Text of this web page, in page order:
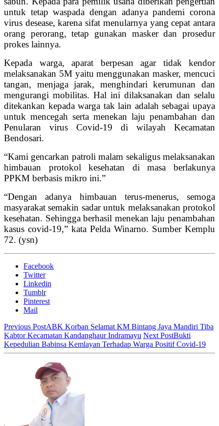
untuk tetap waspada dengan adanya pandemi corona
virus desease, karena sifat menularnya yang cepat antara
orang perorang, tetap gunakan masker dan prosedur
prokes lainnya.
Kepada warga, aparat berpesan agar tidak kendor
melaksanakan 5M yaitu menggunakan masker, mencuci
tangan, menjaga jarak, menghindari kerumunan dan
mengurangi mobilitas. Hal ini dilaksanakan dan selalu
ditekankan kepada warga tak lain adalah sebagai upaya
untuk mencegah serta menekan laju penambahan dan
Penularan virus Covid-19 di wilayah Kecamatan
Bendosari.
“Kami gencarkan patroli malam sekaligus melaksanakan
himbauan protokol kesehatan di masa berlakunya
PPKM berbasis mikro ini.”
“Dengan adanya himbauan terus-menerus, semoga
masyarakat semakin sadar untuk melaksanakan protokol
kesehatan. Sehingga berhasil menekan laju penambahan
kasus covid-19,” kata Pelda Winarno. Sumber Kemplu
72. (ysn)
Facebook
Twitter
Linkedin
Tumblr
Pinterest
Mail
Previous PostABK Korban Selamat KM Bintang Jaya Mandiri Tiba
Kabtor Kecamatan Kandanghaur Indramayu Next PostBukti
Kepedulian Babinsa Kemlayan Terhadap Warga Positif Covid-19